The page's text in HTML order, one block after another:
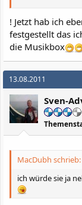
Wir hauen
! Jetzt hab ich
festgestellt das
die Musikbox
13.08.2011
Sven-
MacDubh schrieb:
ich würde sie ja